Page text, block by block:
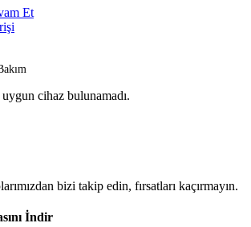
Et
cihaz bulunamadı.
bizi takip edin, fırsatları kaçırmayın.
İndir